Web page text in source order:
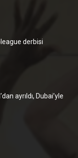
derbisi
ayrıldı, Dubai’yle